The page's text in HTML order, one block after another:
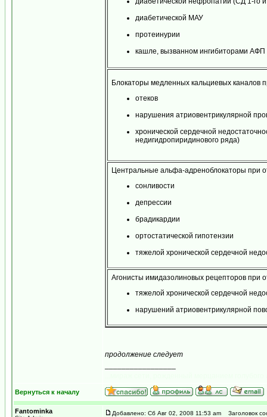
диабетической МАУ
протеинурии
кашле, вызванном ингибиторами АФП
Блокаторы медленных кальциевых каналов
отеков
нарушения атриовентрикулярной
хронической сердечной
недигидропиридинового ряда)
Центральные альфа-адреноблокаторы при
сонливости
депрессии
брадикардии
ортостатической гипотензии
тяжелой хронической сердечной
Агонисты имидазолиновых рецепторов при
тяжелой хронической сердечной
нарушений атриовентрикулярной
продолжение следует
Вернуться к началу
Fantominka Добавлено: Сб Авг 02, 2008 11:53 am Заголовок